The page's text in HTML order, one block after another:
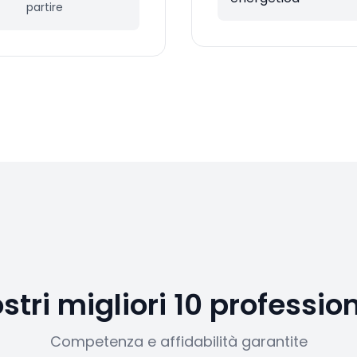
partire
migliori 10
Competenza e affidabilità garantite